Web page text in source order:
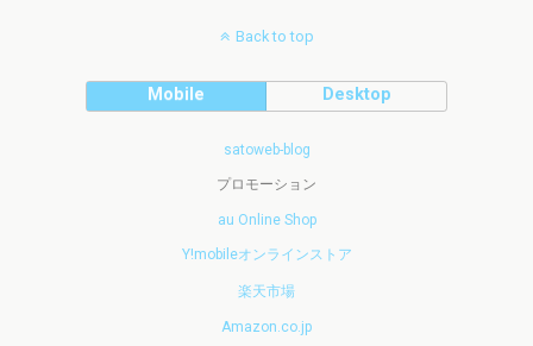
Back to top
Mobile Desktop
satoweb-blog
プロモーション
au Online Shop
Y!mobileオンラインストア
楽天市場
Amazon.co.jp